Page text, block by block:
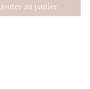
au panier